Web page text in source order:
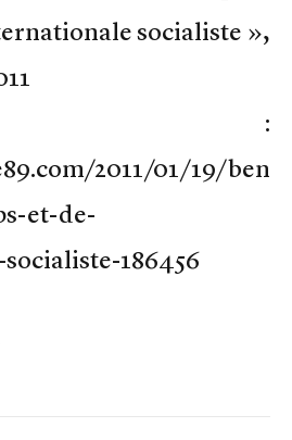
socialiste »,
:
2011/01/19/ben
et-de-
186456